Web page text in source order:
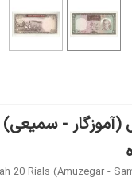
20 Rials (amuzegar -